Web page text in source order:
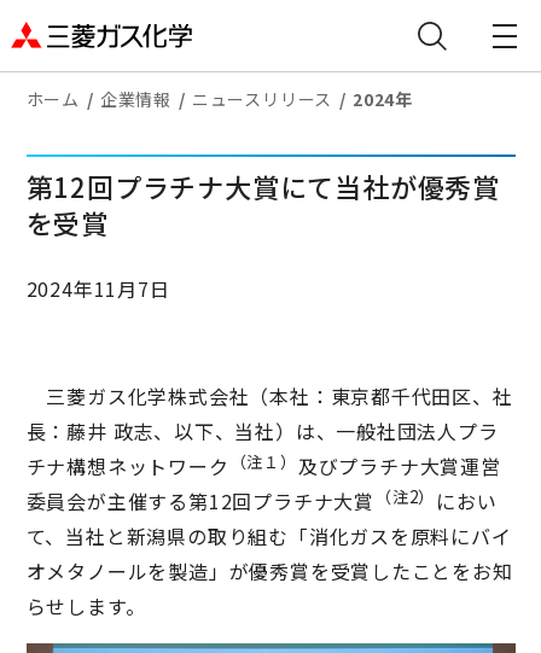
ホーム 企業情報 ニュースリリース 2024年
第12回プラチナ大賞にて当社が優秀賞
を受賞
2024年11月7日
三菱ガス化学株式会社（本社：東京都千代田区、社
長：藤井 政志、以下、当社）は、一般社団法人プラ
チナ構想ネットワーク
（注１） 及びプラチナ大賞運営
委員会が主催する第12回プラチナ大賞
（注2）
におい
て、当社と新潟県の取り組む「消化ガスを原料にバイ
オメタノールを製造」が優秀賞を受賞したことをお知
らせします。